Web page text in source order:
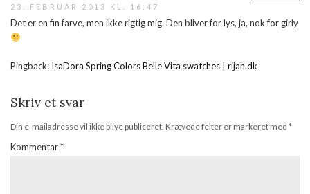
23. FEBRUAR 2013 KL. 16:47
Det er en fin farve, men ikke rigtig mig. Den bliver for lys, ja, nok for girly
Pingback: IsaDora Spring Colors Belle Vita swatches | rijah.dk
Skriv et svar
Din e-mailadresse vil ikke blive publiceret. Krævede felter er markeret med *
Kommentar*